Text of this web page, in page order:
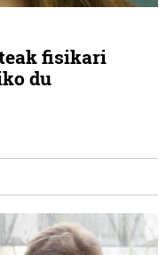
fisikari
du